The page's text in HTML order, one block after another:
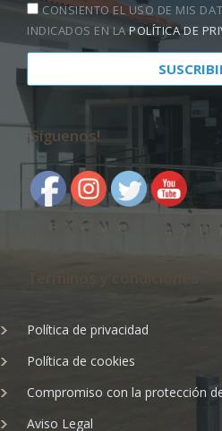
CONSIENTO EL USO DE MIS
INDICADOS EN LAPOLÍTICA DE
¡Síguenos!
Política de privacidad
Política de cookies
Compromiso con la protección
Aviso Legal